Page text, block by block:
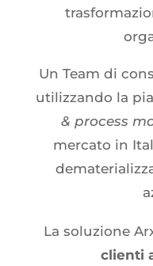
Un Team di
utilizzando la
& process
mercato in
La soluzione
clienti